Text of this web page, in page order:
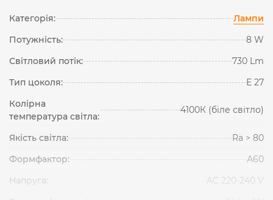
Категорія:
Лампи
Потужність:
8 W
Світловий потік:
730 Lm
Тип цоколя:
Е 27
Колірна
температура світла:
4100К (біле світло)
Якість світла:
Ra > 80
Формфактор:
А60
Напруга:
AC 220-240 V